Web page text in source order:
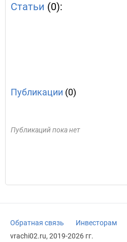
Статьи (0):
Публикации (0)
Публикаций пока нет
Обратная связь Инвесторам
vrachi02.ru, 2019-2026 гг.